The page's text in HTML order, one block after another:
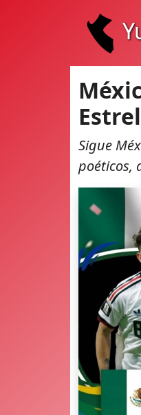
Sigue
poéticos,